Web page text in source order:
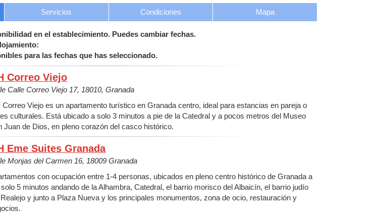
Servicios Condiciones Mapa
en el establecimiento. Puedes cambiar fechas.
para las fechas que has seleccionado.
Correo Viejo
Calle Correo Viejo 17, 18010, Granada
Correo Viejo es un apartamento turístico en Granada centro, ideal para estancias en pareja o
culturales. Está ubicado a solo 3 minutos a pie de la Catedral y a pocos metros del Museo
Juan de Dios, en pleno corazón del casco histórico.
Eme Suites Granada
Monjas del Carmen 16, 18009 Granada
con ocupación entre 1-4 personas, ubicados en pleno centro histórico de Granada a
5 minutos andando de la Alhambra, Catedral, el barrio morisco del Albaicín, el barrio judío
y junto a Plaza Nueva y los principales monumentos, zona de ocio, restauración y